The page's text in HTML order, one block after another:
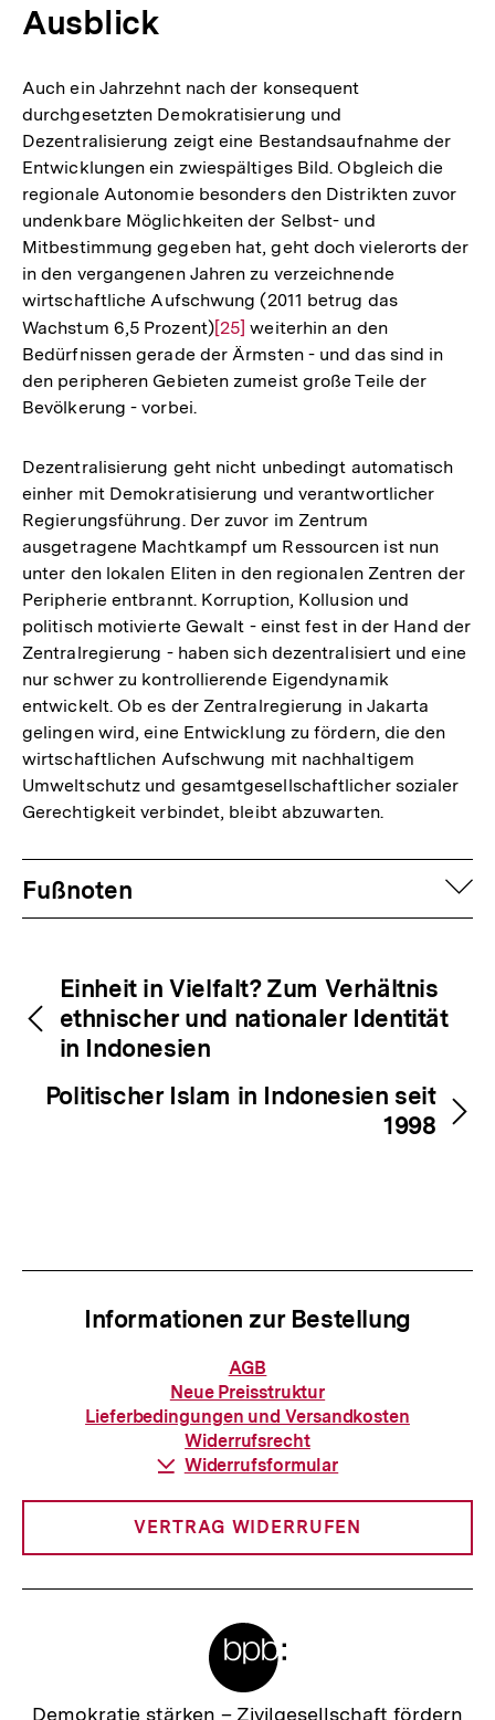
Ausblick
Auch ein Jahrzehnt nach der konsequent
durchgesetzten Demokratisierung und
Dezentralisierung zeigt eine Bestandsaufnahme der
Entwicklungen ein zwiespältiges Bild. Obgleich die
regionale Autonomie besonders den Distrikten zuvor
undenkbare Möglichkeiten der Selbst- und
Mitbestimmung gegeben hat, geht doch vielerorts der
in den vergangenen Jahren zu verzeichnende
wirtschaftliche Aufschwung (2011 betrug das
Wachstum 6,5 Prozent)Zur
Auflösung
der
[25] weiterhin an den
Bedürfnissen gerade der Ärmsten - und das sind in
den peripheren Gebieten zumeist große Teile der
Bevölkerung - vorbei.
Dezentralisierung geht nicht unbedingt automatisch
einher mit Demokratisierung und verantwortlicher
Regierungsführung. Der zuvor im Zentrum
ausgetragene Machtkampf um Ressourcen ist nun
unter den lokalen Eliten in den regionalen Zentren der
Peripherie entbrannt. Korruption, Kollusion und
politisch motivierte Gewalt - einst fest in der Hand der
Zentralregierung - haben sich dezentralisiert und eine
nur schwer zu kontrollierende Eigendynamik
entwickelt. Ob es der Zentralregierung in Jakarta
gelingen wird, eine Entwicklung zu fördern, die den
wirtschaftlichen Aufschwung mit nachhaltigem
Umweltschutz und gesamtgesellschaftlicher sozialer
Gerechtigkeit verbindet, bleibt abzuwarten.
Fussnoten
Fußnoten
Inhaltsnavigation
Inhaltsnavigation
Einheit in Vielfalt? Zum Verhältnis
ethnischer und nationaler Identität
in Indonesien
Politischer Islam in Indonesien seit
1998
Informationen zur Bestellung
Informationen
zur
Bestellung
AGB
Neue Preisstruktur
Lieferbedingungen und Versandkosten
Widerrufsrecht
Download-
Widerrufsformular
VERTRAG WIDERRUFEN
Zur
Demokratie stärken – Zivilgesellschaft fördern